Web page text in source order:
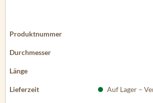
Auf Lager –